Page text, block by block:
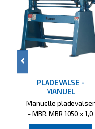
PLADEVALSE -
MANUEL
Manuelle pladevalser
- MBR, MBR 1050 x 1,0